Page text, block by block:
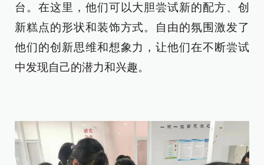
台。在这里，他们可以大胆尝试新的配方、创
新糕点的形状和装饰方式。自由的氛围激发了
他们的创新思维和想象力，让他们在不断尝试
中发现自己的潜力和兴趣。